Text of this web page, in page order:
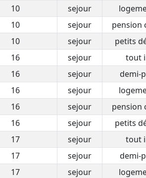
10 sejour
10 sejour pension
10 sejour petits
16 sejour tout
16 sejour demi-
16 sejour
16 sejour pension
16 sejour petits
17 sejour tout
17 sejour demi-
17 sejour